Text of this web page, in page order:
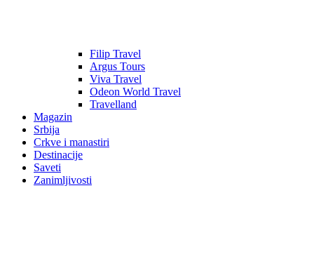
Filip Travel
Argus Tours
Viva Travel
Odeon World Travel
Travelland
Magazin
Srbija
Crkve i manastiri
Destinacije
Saveti
Zanimljivosti